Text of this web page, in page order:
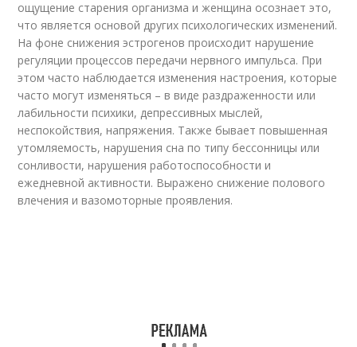
ощущение старения организма и женщина осознает это,
что является основой других психологических изменений.
На фоне снижения эстрогенов происходит нарушение
регуляции процессов передачи нервного импульса. При
этом часто наблюдается изменения настроения, которые
часто могут изменяться – в виде раздраженности или
лабильности психики, депрессивных мыслей,
неспокойствия, напряжения. Также бывает повышенная
утомляемость, нарушения сна по типу бессонницы или
сонливости, нарушения работоспособности и
ежедневной активности. Выражено снижение полового
влечения и вазомоторные проявления.